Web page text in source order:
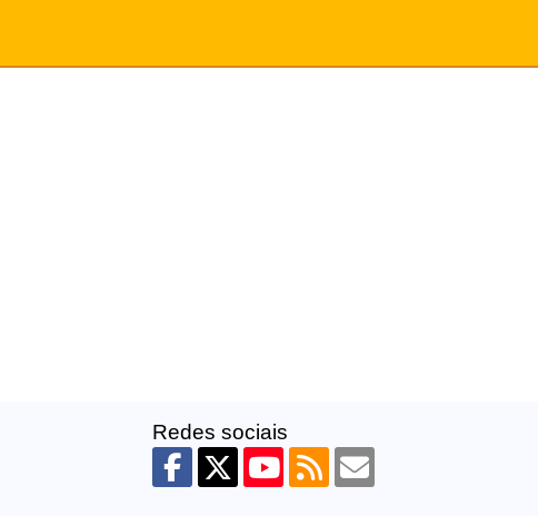
Redes sociais